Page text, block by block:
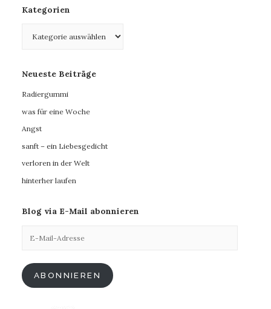
Kategorien
Neueste Beiträge
Radiergummi
was für eine Woche
Angst
sanft – ein Liebesgedicht
verloren in der Welt
hinterher laufen
Blog via E-Mail abonnieren
Mail-
ABONNIEREN